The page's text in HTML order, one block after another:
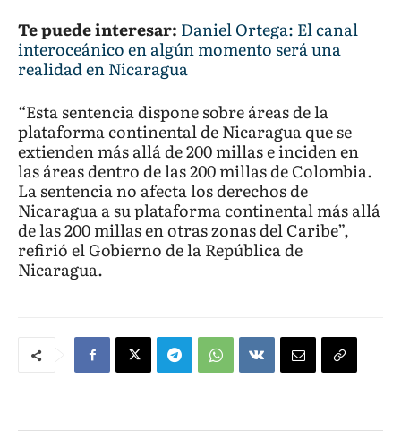
Te puede interesar: Daniel Ortega: El canal
interoceánico en algún momento será una
realidad en Nicaragua
“Esta sentencia dispone sobre áreas de la
plataforma continental de Nicaragua que se
extienden más allá de 200 millas e inciden en
las áreas dentro de las 200 millas de Colombia.
La sentencia no afecta los derechos de
Nicaragua a su plataforma continental más allá
de las 200 millas en otras zonas del Caribe”,
refirió el Gobierno de la República de
Nicaragua.